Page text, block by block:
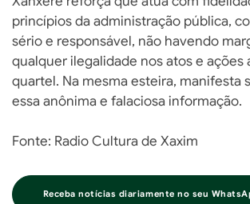
princípios da administração pública,
sério e responsável, não havendo
qualquer ilegalidade nos atos e ações
quartel. Na mesma esteira, manifesta
essa anônima e falaciosa informação.
Fonte: Radio Cultura de Xaxim
Receba notícias diariamente no seu